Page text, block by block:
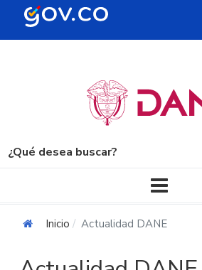
¿Qué desea buscar?
Inicio Actualidad DANE